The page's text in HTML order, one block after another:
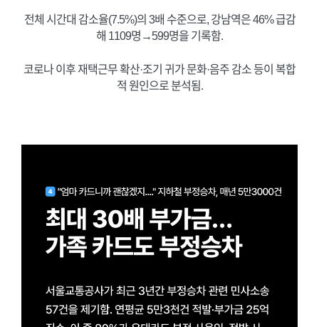
전체 시간대 감소율(7.5%)의 3배 수준으로, 강남역은 46% 급감
해 1109명→599명을 기록함.
코로나 이후 재택근무 확산·조기 귀가 문화·음주 감소 등이 복합
적 원인으로 분석됨.